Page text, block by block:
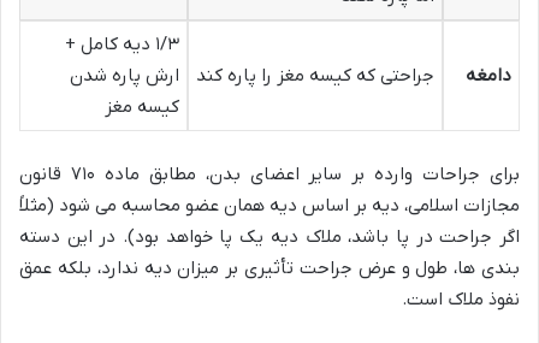
دامغه جراحتی که کیسه مغز را پاره کند
۱/۳ دیه کامل +
ارش پاره شدن
کیسه مغز
برای جراحات وارده بر سایر اعضای بدن، مطابق ماده ۷۱۰ قانون
مجازات اسلامی، دیه بر اساس دیه همان عضو محاسبه می شود (مثلاً
اگر جراحت در پا باشد، ملاک دیه یک پا خواهد بود). در این دسته
بندی ها، طول و عرض جراحت تأثیری بر میزان دیه ندارد، بلکه عمق
نفوذ ملاک است.